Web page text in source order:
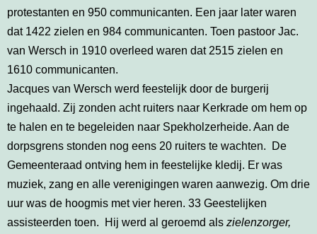
protestanten en 950 communicanten. Een jaar later waren
dat 1422 zielen en 984 communicanten. Toen pastoor Jac.
van Wersch in 1910 overleed waren dat 2515 zielen en
1610 communicanten.
Jacques van Wersch werd feestelijk door de burgerij
ingehaald. Zij zonden acht ruiters naar Kerkrade om hem op
te halen en te begeleiden naar Spekholzerheide. Aan de
dorpsgrens stonden nog eens 20 ruiters te wachten. De
Gemeenteraad ontving hem in feestelijke kledij. Er was
muziek, zang en alle verenigingen waren aanwezig. Om drie
uur was de hoogmis met vier heren. 33 Geestelijken
assisteerden toen. Hij werd al geroemd als zielenzorger,